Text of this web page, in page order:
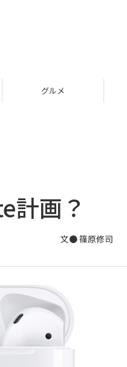
グルメ
計画？
文● 篠原修司